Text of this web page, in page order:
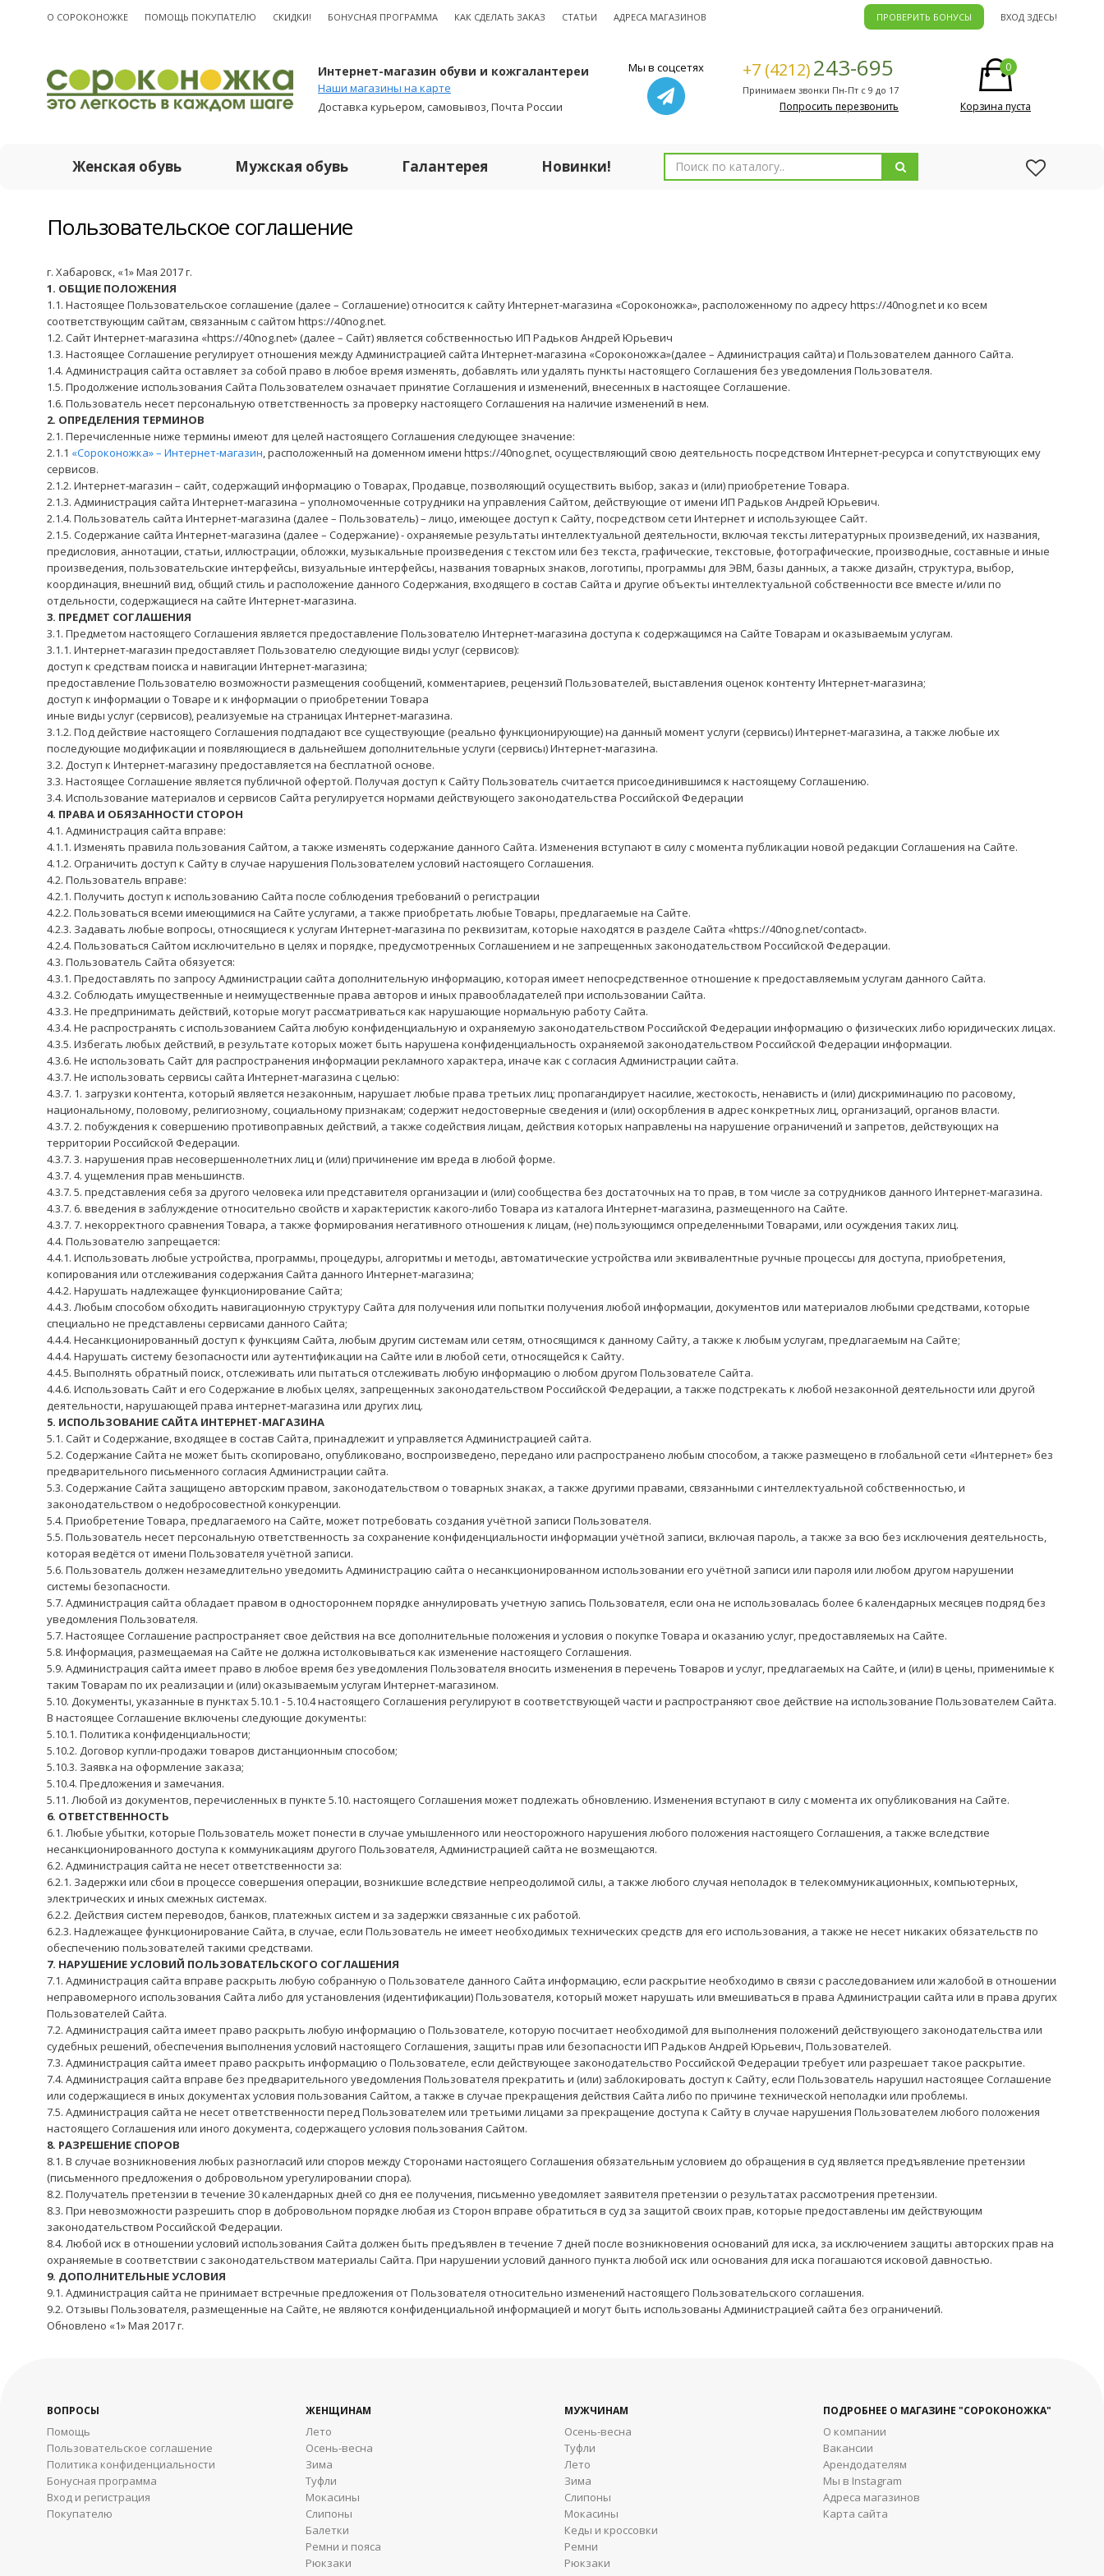
О CОРОКОНОЖКЕ ПОМОЩЬ ПОКУПАТЕЛЮ СКИДКИ! БОНУСНАЯ ПРОГРАММА КАК СДЕЛАТЬ ЗАКАЗ СТАТЬИ АДРЕСА МАГАЗИНОВ ПРОВЕРИТЬ БОНУСЫ ВХОД ЗДЕСЬ!
Интернет-магазин обуви и кожгалантереи
Наши магазины на карте
Доставка курьером, самовывоз, Почта России
Мы в соцсетях +7 (4212)243-695
Принимаем звонки Пн-Пт с 9 до 17
Попросить перезвонить
0
Корзина пуста
Женская обувь Мужская обувь Галантерея Новинки!
Пользовательское соглашение
г. Хабаровск, «1» Мая 2017 г.
1. ОБЩИЕ ПОЛОЖЕНИЯ
1.1. Настоящее Пользовательское соглашение (далее – Соглашение) относится к сайту Интернет-магазина «Сороконожка», расположенному по адресу https://40nog.net и ко всем
соответствующим сайтам, связанным с сайтом https://40nog.net.
1.2. Сайт Интернет-магазина «https://40nog.net» (далее – Сайт) является собственностью ИП Радьков Андрей Юрьевич
1.3. Настоящее Соглашение регулирует отношения между Администрацией сайта Интернет-магазина «Сороконожка»(далее – Администрация сайта) и Пользователем данного Сайта.
1.4. Администрация сайта оставляет за собой право в любое время изменять, добавлять или удалять пункты настоящего Соглашения без уведомления Пользователя.
1.5. Продолжение использования Сайта Пользователем означает принятие Соглашения и изменений, внесенных в настоящее Соглашение.
1.6. Пользователь несет персональную ответственность за проверку настоящего Соглашения на наличие изменений в нем.
2. ОПРЕДЕЛЕНИЯ ТЕРМИНОВ
2.1. Перечисленные ниже термины имеют для целей настоящего Соглашения следующее значение:
2.1.1 «Сороконожка» – Интернет-магазин, расположенный на доменном имени https://40nog.net, осуществляющий свою деятельность посредством Интернет-ресурса и сопутствующих ему
сервисов.
2.1.2. Интернет-магазин – сайт, содержащий информацию о Товарах, Продавце, позволяющий осуществить выбор, заказ и (или) приобретение Товара.
2.1.3. Администрация сайта Интернет-магазина – уполномоченные сотрудники на управления Сайтом, действующие от имени ИП Радьков Андрей Юрьевич.
2.1.4. Пользователь сайта Интернет-магазина (далее – Пользователь) – лицо, имеющее доступ к Сайту, посредством сети Интернет и использующее Сайт.
2.1.5. Содержание сайта Интернет-магазина (далее – Содержание) - охраняемые результаты интеллектуальной деятельности, включая тексты литературных произведений, их названия,
предисловия, аннотации, статьи, иллюстрации, обложки, музыкальные произведения с текстом или без текста, графические, текстовые, фотографические, производные, составные и иные
произведения, пользовательские интерфейсы, визуальные интерфейсы, названия товарных знаков, логотипы, программы для ЭВМ, базы данных, а также дизайн, структура, выбор,
координация, внешний вид, общий стиль и расположение данного Содержания, входящего в состав Сайта и другие объекты интеллектуальной собственности все вместе и/или по
отдельности, содержащиеся на сайте Интернет-магазина.
3. ПРЕДМЕТ СОГЛАШЕНИЯ
3.1. Предметом настоящего Соглашения является предоставление Пользователю Интернет-магазина доступа к содержащимся на Сайте Товарам и оказываемым услугам.
3.1.1. Интернет-магазин предоставляет Пользователю следующие виды услуг (сервисов):
доступ к средствам поиска и навигации Интернет-магазина;
предоставление Пользователю возможности размещения сообщений, комментариев, рецензий Пользователей, выставления оценок контенту Интернет-магазина;
доступ к информации о Товаре и к информации о приобретении Товара
иные виды услуг (сервисов), реализуемые на страницах Интернет-магазина.
3.1.2. Под действие настоящего Соглашения подпадают все существующие (реально функционирующие) на данный момент услуги (сервисы) Интернет-магазина, а также любые их
последующие модификации и появляющиеся в дальнейшем дополнительные услуги (сервисы) Интернет-магазина.
3.2. Доступ к Интернет-магазину предоставляется на бесплатной основе.
3.3. Настоящее Соглашение является публичной офертой. Получая доступ к Сайту Пользователь считается присоединившимся к настоящему Соглашению.
3.4. Использование материалов и сервисов Сайта регулируется нормами действующего законодательства Российской Федерации
4. ПРАВА И ОБЯЗАННОСТИ СТОРОН
4.1. Администрация сайта вправе:
4.1.1. Изменять правила пользования Сайтом, а также изменять содержание данного Сайта. Изменения вступают в силу с момента публикации новой редакции Соглашения на Сайте.
4.1.2. Ограничить доступ к Сайту в случае нарушения Пользователем условий настоящего Соглашения.
4.2. Пользователь вправе:
4.2.1. Получить доступ к использованию Сайта после соблюдения требований о регистрации
4.2.2. Пользоваться всеми имеющимися на Сайте услугами, а также приобретать любые Товары, предлагаемые на Сайте.
4.2.3. Задавать любые вопросы, относящиеся к услугам Интернет-магазина по реквизитам, которые находятся в разделе Сайта «https://40nog.net/contact».
4.2.4. Пользоваться Сайтом исключительно в целях и порядке, предусмотренных Соглашением и не запрещенных законодательством Российской Федерации.
4.3. Пользователь Сайта обязуется:
4.3.1. Предоставлять по запросу Администрации сайта дополнительную информацию, которая имеет непосредственное отношение к предоставляемым услугам данного Сайта.
4.3.2. Соблюдать имущественные и неимущественные права авторов и иных правообладателей при использовании Сайта.
4.3.3. Не предпринимать действий, которые могут рассматриваться как нарушающие нормальную работу Сайта.
4.3.4. Не распространять с использованием Сайта любую конфиденциальную и охраняемую законодательством Российской Федерации информацию о физических либо юридических лицах.
4.3.5. Избегать любых действий, в результате которых может быть нарушена конфиденциальность охраняемой законодательством Российской Федерации информации.
4.3.6. Не использовать Сайт для распространения информации рекламного характера, иначе как с согласия Администрации сайта.
4.3.7. Не использовать сервисы сайта Интернет-магазина с целью:
4.3.7. 1. загрузки контента, который является незаконным, нарушает любые права третьих лиц; пропагандирует насилие, жестокость, ненависть и (или) дискриминацию по расовому,
национальному, половому, религиозному, социальному признакам; содержит недостоверные сведения и (или) оскорбления в адрес конкретных лиц, организаций, органов власти.
4.3.7. 2. побуждения к совершению противоправных действий, а также содействия лицам, действия которых направлены на нарушение ограничений и запретов, действующих на
территории Российской Федерации.
4.3.7. 3. нарушения прав несовершеннолетних лиц и (или) причинение им вреда в любой форме.
4.3.7. 4. ущемления прав меньшинств.
4.3.7. 5. представления себя за другого человека или представителя организации и (или) сообщества без достаточных на то прав, в том числе за сотрудников данного Интернет-магазина.
4.3.7. 6. введения в заблуждение относительно свойств и характеристик какого-либо Товара из каталога Интернет-магазина, размещенного на Сайте.
4.3.7. 7. некорректного сравнения Товара, а также формирования негативного отношения к лицам, (не) пользующимся определенными Товарами, или осуждения таких лиц.
4.4. Пользователю запрещается:
4.4.1. Использовать любые устройства, программы, процедуры, алгоритмы и методы, автоматические устройства или эквивалентные ручные процессы для доступа, приобретения,
копирования или отслеживания содержания Сайта данного Интернет-магазина;
4.4.2. Нарушать надлежащее функционирование Сайта;
4.4.3. Любым способом обходить навигационную структуру Сайта для получения или попытки получения любой информации, документов или материалов любыми средствами, которые
специально не представлены сервисами данного Сайта;
4.4.4. Несанкционированный доступ к функциям Сайта, любым другим системам или сетям, относящимся к данному Сайту, а также к любым услугам, предлагаемым на Сайте;
4.4.4. Нарушать систему безопасности или аутентификации на Сайте или в любой сети, относящейся к Сайту.
4.4.5. Выполнять обратный поиск, отслеживать или пытаться отслеживать любую информацию о любом другом Пользователе Сайта.
4.4.6. Использовать Сайт и его Содержание в любых целях, запрещенных законодательством Российской Федерации, а также подстрекать к любой незаконной деятельности или другой
деятельности, нарушающей права интернет-магазина или других лиц.
5. ИСПОЛЬЗОВАНИЕ САЙТА ИНТЕРНЕТ-МАГАЗИНА
5.1. Сайт и Содержание, входящее в состав Сайта, принадлежит и управляется Администрацией сайта.
5.2. Содержание Сайта не может быть скопировано, опубликовано, воспроизведено, передано или распространено любым способом, а также размещено в глобальной сети «Интернет» без
предварительного письменного согласия Администрации сайта.
5.3. Содержание Сайта защищено авторским правом, законодательством о товарных знаках, а также другими правами, связанными с интеллектуальной собственностью, и
законодательством о недобросовестной конкуренции.
5.4. Приобретение Товара, предлагаемого на Сайте, может потребовать создания учётной записи Пользователя.
5.5. Пользователь несет персональную ответственность за сохранение конфиденциальности информации учётной записи, включая пароль, а также за всю без исключения деятельность,
которая ведётся от имени Пользователя учётной записи.
5.6. Пользователь должен незамедлительно уведомить Администрацию сайта о несанкционированном использовании его учётной записи или пароля или любом другом нарушении
системы безопасности.
5.7. Администрация сайта обладает правом в одностороннем порядке аннулировать учетную запись Пользователя, если она не использовалась более 6 календарных месяцев подряд без
уведомления Пользователя.
5.7. Настоящее Соглашение распространяет свое действия на все дополнительные положения и условия о покупке Товара и оказанию услуг, предоставляемых на Сайте.
5.8. Информация, размещаемая на Сайте не должна истолковываться как изменение настоящего Соглашения.
5.9. Администрация сайта имеет право в любое время без уведомления Пользователя вносить изменения в перечень Товаров и услуг, предлагаемых на Сайте, и (или) в цены, применимые к
таким Товарам по их реализации и (или) оказываемым услугам Интернет-магазином.
5.10. Документы, указанные в пунктах 5.10.1 - 5.10.4 настоящего Соглашения регулируют в соответствующей части и распространяют свое действие на использование Пользователем Сайта.
В настоящее Соглашение включены следующие документы:
5.10.1. Политика конфиденциальности;
5.10.2. Договор купли-продажи товаров дистанционным способом;
5.10.3. Заявка на оформление заказа;
5.10.4. Предложения и замечания.
5.11. Любой из документов, перечисленных в пункте 5.10. настоящего Соглашения может подлежать обновлению. Изменения вступают в силу с момента их опубликования на Сайте.
6. ОТВЕТСТВЕННОСТЬ
6.1. Любые убытки, которые Пользователь может понести в случае умышленного или неосторожного нарушения любого положения настоящего Соглашения, а также вследствие
несанкционированного доступа к коммуникациям другого Пользователя, Администрацией сайта не возмещаются.
6.2. Администрация сайта не несет ответственности за:
6.2.1. Задержки или сбои в процессе совершения операции, возникшие вследствие непреодолимой силы, а также любого случая неполадок в телекоммуникационных, компьютерных,
электрических и иных смежных системах.
6.2.2. Действия систем переводов, банков, платежных систем и за задержки связанные с их работой.
6.2.3. Надлежащее функционирование Сайта, в случае, если Пользователь не имеет необходимых технических средств для его использования, а также не несет никаких обязательств по
обеспечению пользователей такими средствами.
7. НАРУШЕНИЕ УСЛОВИЙ ПОЛЬЗОВАТЕЛЬСКОГО СОГЛАШЕНИЯ
7.1. Администрация сайта вправе раскрыть любую собранную о Пользователе данного Сайта информацию, если раскрытие необходимо в связи с расследованием или жалобой в отношении
неправомерного использования Сайта либо для установления (идентификации) Пользователя, который может нарушать или вмешиваться в права Администрации сайта или в права других
Пользователей Сайта.
7.2. Администрация сайта имеет право раскрыть любую информацию о Пользователе, которую посчитает необходимой для выполнения положений действующего законодательства или
судебных решений, обеспечения выполнения условий настоящего Соглашения, защиты прав или безопасности ИП Радьков Андрей Юрьевич, Пользователей.
7.3. Администрация сайта имеет право раскрыть информацию о Пользователе, если действующее законодательство Российской Федерации требует или разрешает такое раскрытие.
7.4. Администрация сайта вправе без предварительного уведомления Пользователя прекратить и (или) заблокировать доступ к Сайту, если Пользователь нарушил настоящее Соглашение
или содержащиеся в иных документах условия пользования Сайтом, а также в случае прекращения действия Сайта либо по причине технической неполадки или проблемы.
7.5. Администрация сайта не несет ответственности перед Пользователем или третьими лицами за прекращение доступа к Сайту в случае нарушения Пользователем любого положения
настоящего Соглашения или иного документа, содержащего условия пользования Сайтом.
8. РАЗРЕШЕНИЕ СПОРОВ
8.1. В случае возникновения любых разногласий или споров между Сторонами настоящего Соглашения обязательным условием до обращения в суд является предъявление претензии
(письменного предложения о добровольном урегулировании спора).
8.2. Получатель претензии в течение 30 календарных дней со дня ее получения, письменно уведомляет заявителя претензии о результатах рассмотрения претензии.
8.3. При невозможности разрешить спор в добровольном порядке любая из Сторон вправе обратиться в суд за защитой своих прав, которые предоставлены им действующим
законодательством Российской Федерации.
8.4. Любой иск в отношении условий использования Сайта должен быть предъявлен в течение 7 дней после возникновения оснований для иска, за исключением защиты авторских прав на
охраняемые в соответствии с законодательством материалы Сайта. При нарушении условий данного пункта любой иск или основания для иска погашаются исковой давностью.
9. ДОПОЛНИТЕЛЬНЫЕ УСЛОВИЯ
9.1. Администрация сайта не принимает встречные предложения от Пользователя относительно изменений настоящего Пользовательского соглашения.
9.2. Отзывы Пользователя, размещенные на Сайте, не являются конфиденциальной информацией и могут быть использованы Администрацией сайта без ограничений.
Обновлено «1» Мая 2017 г.
ВОПРОСЫ
Помощь
Пользовательское соглашение
Политика конфиденциальности
Бонусная программа
Вход и регистрация
Покупателю
ЖЕНЩИНАМ
Лето
Осень-весна
Зима
Туфли
Мокасины
Слипоны
Балетки
Ремни и пояса
Рюкзаки
МУЖЧИНАМ
Осень-весна
Туфли
Лето
Зима
Cлипоны
Мокасины
Кеды и кроссовки
Ремни
Рюкзаки
ПОДРОБНЕЕ О МАГАЗИНЕ "СОРОКОНОЖКА"
О компании
Вакансии
Арендодателям
Мы в Instagram
Адреса магазинов
Карта сайта